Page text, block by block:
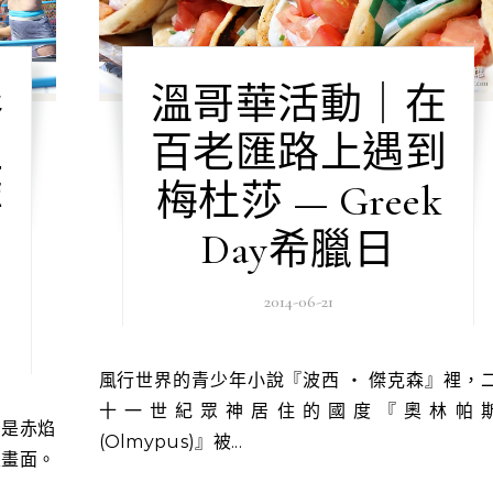
面。
溫哥華活動｜在
百老匯路上遇到
梅杜莎 — Greek
Day希臘日
2014-06-21
風行世界的青少年小說『波西 ‧ 傑克森』裡，二
十一世紀眾神居住的國度『奧林帕
(Olmypus)』被...